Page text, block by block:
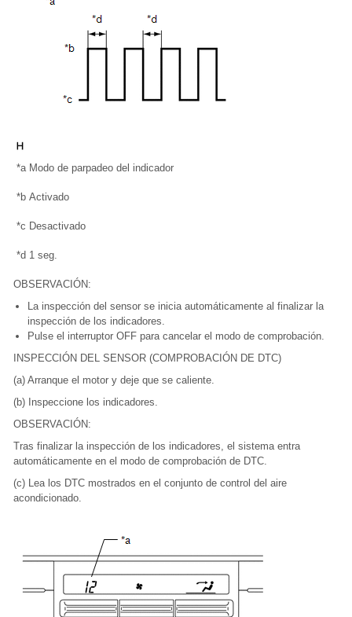
*a Modo de parpadeo del indicador
*b Activado
*c Desactivado
*d 1 seg.
OBSERVACIÓN:
La inspección del sensor se inicia automáticamente al finalizar la
inspección de los indicadores.
Pulse el interruptor OFF para cancelar el modo de comprobación.
INSPECCIÓN DEL SENSOR (COMPROBACIÓN DE DTC)
(a) Arranque el motor y deje que se caliente.
(b) Inspeccione los indicadores.
OBSERVACIÓN:
Tras finalizar la inspección de los indicadores, el sistema entra
automáticamente en el modo de comprobación de DTC.
(c) Lea los DTC mostrados en el conjunto de control del aire
acondicionado.